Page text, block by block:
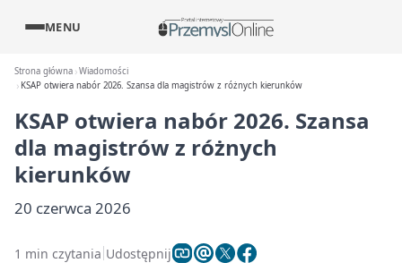
MENU
Strona główna Wiadomości
KSAP otwiera nabór 2026. Szansa dla magistrów z różnych kierunków
KSAP otwiera nabór 2026. Szansa
dla magistrów z różnych
kierunków
20 czerwca 2026
1 min czytania Udostępnij